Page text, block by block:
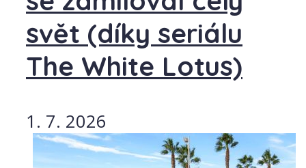
svět (díky seriálu
The White Lotus)
1. 7. 2026